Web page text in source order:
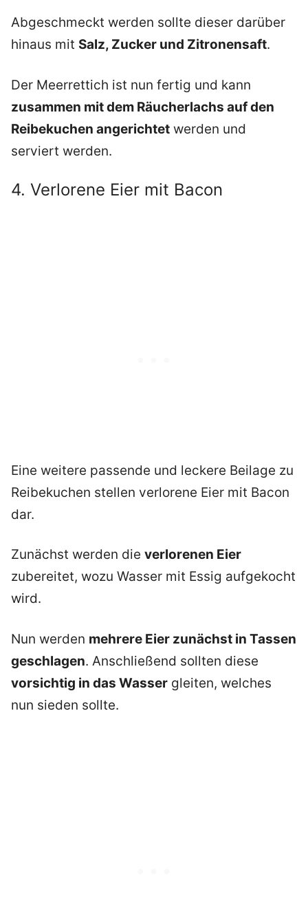
Abgeschmeckt werden sollte dieser darüber
hinaus mit Salz, Zucker und Zitronensaft.
Der Meerrettich ist nun fertig und kann
zusammen mit dem Räucherlachs auf den
Reibekuchen angerichtet werden und
serviert werden.
4. Verlorene Eier mit Bacon
Eine weitere passende und leckere Beilage zu
Reibekuchen stellen verlorene Eier mit Bacon
dar.
Zunächst werden die verlorenen Eier
zubereitet, wozu Wasser mit Essig aufgekocht
wird.
Nun werden mehrere Eier zunächst in Tassen
geschlagen. Anschließend sollten diese
vorsichtig in das Wasser gleiten, welches
nun sieden sollte.